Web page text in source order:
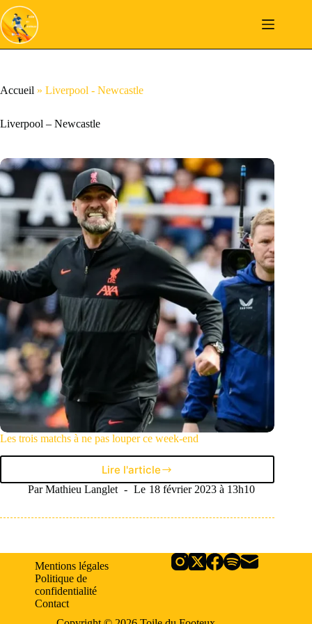
Passer
au
contenu
Accueil » Liverpool - Newcastle
Liverpool – Newcastle
Les trois matchs à ne pas louper ce week-end
Lire l'article
Les
trois
à
louper
Par Mathieu Langlet Le 18 février 2023 à 13h10
Mentions légales
Politique de
confidentialité
Contact